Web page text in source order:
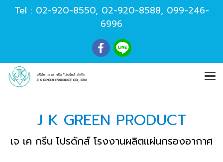
Tel : 02-920-8550, 02-920-8588, 099-246-
6996
J K GREEN PRODUCT
เจ เค กรีน โปรดักส์ โรงงานผลิตแผ่นกรองอากาศ